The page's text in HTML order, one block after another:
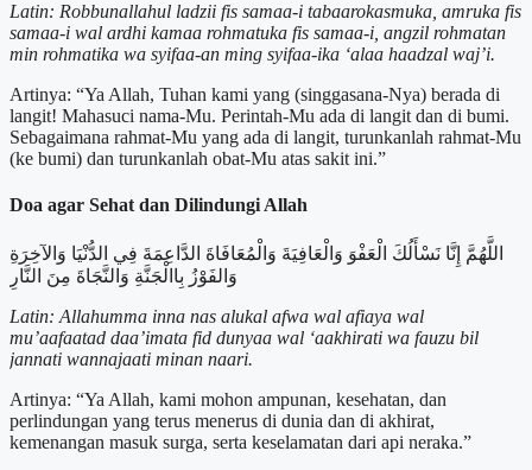
Latin: Robbunallahul ladzii fis samaa-i tabaarokasmuka, amruka fis
samaa-i wal ardhi kamaa rohmatuka fis samaa-i, angzil rohmatan
min rohmatika wa syifaa-an ming syifaa-ika ‘alaa haadzal waj’i.
Artinya: “Ya Allah, Tuhan kami yang (singgasana-Nya) berada di
langit! Mahasuci nama-Mu. Perintah-Mu ada di langit dan di bumi.
Sebagaimana rahmat-Mu yang ada di langit, turunkanlah rahmat-Mu
(ke bumi) dan turunkanlah obat-Mu atas sakit ini.”
Doa agar Sehat dan Dilindungi Allah
اللَّهُمَّ إِنَّا نَسْأَلُكَ الْعَفْوَ وَالْعَافِيَةَ وَالْمُعَافَاةَ الدَّاعِمَةَ فِي الدُّنْيَا وَالآخِرَةِ
وَالفَوْزُ بِاالْجَنَّةِ وَالنَّجَاةَ مِنَ النَّارِ
Latin: Allahumma inna nas alukal afwa wal afiaya wal
mu’aafaatad daa’imata fid dunyaa wal ‘aakhirati wa fauzu bil
jannati wannajaati minan naari.
Artinya: “Ya Allah, kami mohon ampunan, kesehatan, dan
perlindungan yang terus menerus di dunia dan di akhirat,
kemenangan masuk surga, serta keselamatan dari api neraka.”